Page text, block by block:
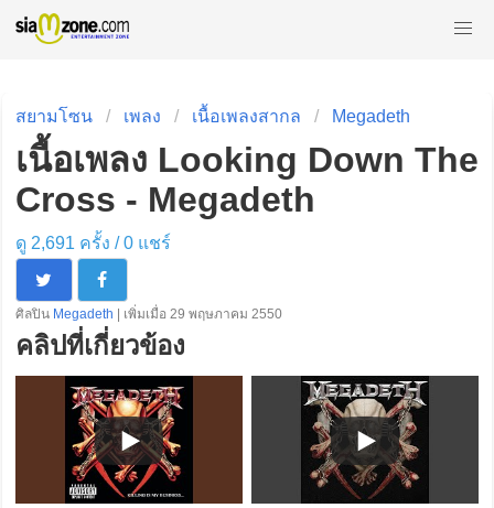
สยามโซน เพลง เนื้อเพลงสากล Megadeth
เนื้อเพลง Looking Down The
Cross - Megadeth
ดู 2,691 ครั้ง /0แชร์
ศิลปิน Megadeth | เพิ่มเมื่อ 29 พฤษภาคม 2550
คลิปที่เกี่ยวข้อง